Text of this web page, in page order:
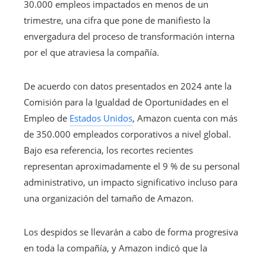
30.000 empleos impactados en menos de un
trimestre, una cifra que pone de manifiesto la
envergadura del proceso de transformación interna
por el que atraviesa la compañía.
De acuerdo con datos presentados en 2024 ante la
Comisión para la Igualdad de Oportunidades en el
Empleo de Estados Unidos, Amazon cuenta con más
de 350.000 empleados corporativos a nivel global.
Bajo esa referencia, los recortes recientes
representan aproximadamente el 9 % de su personal
administrativo, un impacto significativo incluso para
una organización del tamaño de Amazon.
Los despidos se llevarán a cabo de forma progresiva
en toda la compañía, y Amazon indicó que la